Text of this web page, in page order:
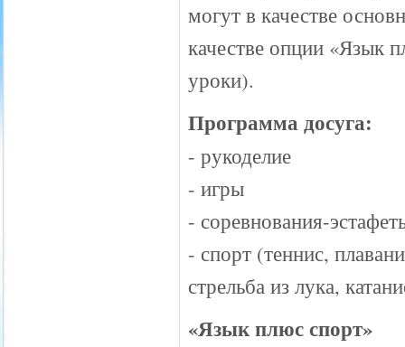
могут в качестве
качестве опции «Язык
уроки).
Программа досуга:
- рукоделие
- игры
- соревнования-
- спорт (теннис,
стрельба из лука,
«Язык плюс спорт»